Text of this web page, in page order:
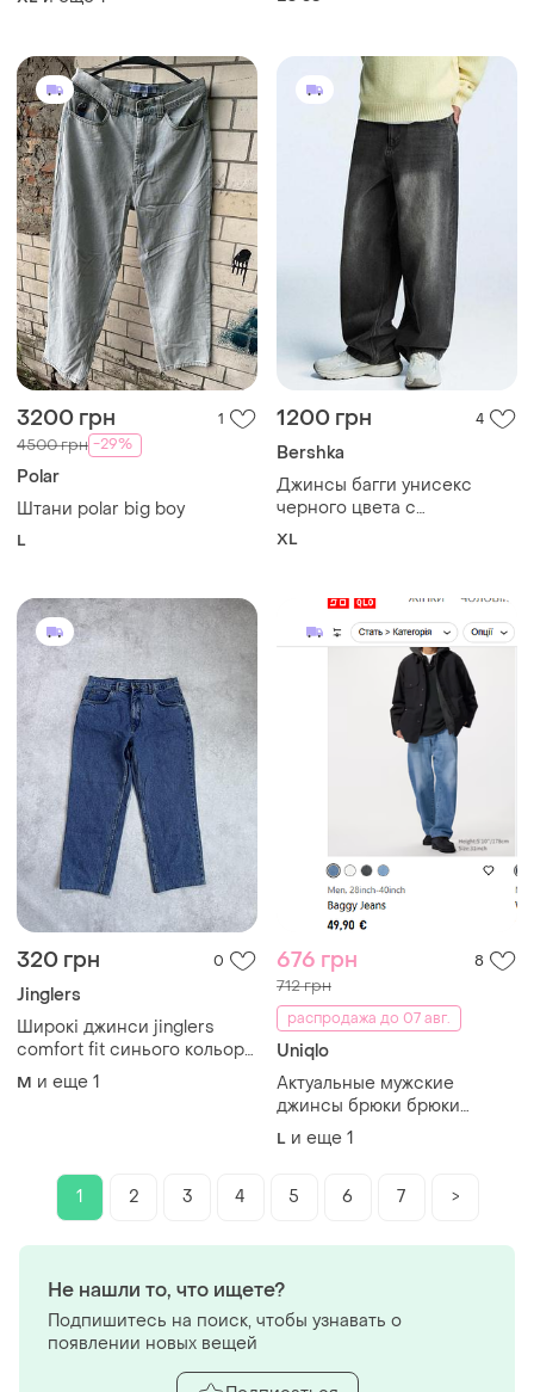
3200 грн 1
4500 грн -29%
Polar
Штани polar big boy
L
1200 грн 4
Bershka
Джинсы багги унисекс
черного цвета с
потертостями
XL
320 грн 0
Jinglers
Широкі джинси jinglers
comfort fit синього кольору
w36 l34
M и еще 1
676 грн 8
712 грн
распродажа до 07 авг.
Uniqlo
Актуальные мужские
джинсы брюки брюки
синие багги uniqlo рр l/xl
L и еще 1
1 2 3 4 5 6 7 >
Не нашли то, что ищете?
Подпишитесь на поиск, чтобы узнавать о
появлении новых вещей